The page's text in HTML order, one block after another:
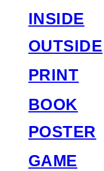
INSIDE
OUTSIDE
PRINT
BOOK
POSTER
GAME